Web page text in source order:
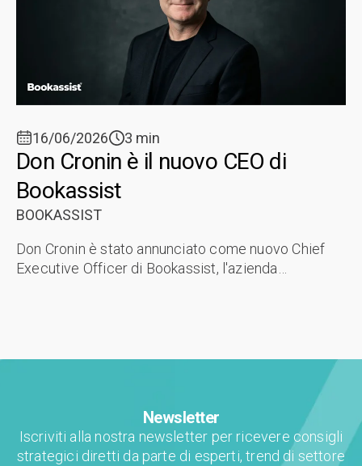
16/06/2026 3 min
Don Cronin è il nuovo CEO di
Bookassist
BOOKASSIST
Don Cronin è stato annunciato come nuovo Chief
Executive Officer di Bookassist, l'azienda
Newsletter
Iscriviti alla nostra newsletter per ricevere consigli
strategici diretti da parte di esperti, trend di settore